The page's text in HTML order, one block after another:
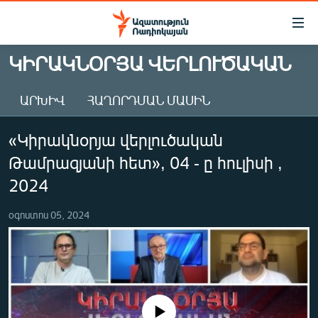
Մատչելիության
Անցնել
հիմնական
Անցնել
հիմնական
մենյուին
Որոնում
ԱԶԱՏՈՒԹՅՈՒՆ TV
ՀԱՅԱՍՏԱՆ
ԸՆՏՐՈՒԹՅՈՒՆՆԵՐ 2026
ԻՐԱՎՈՒՆՔ
ՏՆՏԵՍՈՒԹՅՈՒՆ
ՂԱՐԱԲԱՂ
ՊԱՏԵՐԱԶՄԻ 6 ՇԱԲԱԹՆԵՐԸ
ՏԱՐԱԾԱՇՐՋԱՆ
ԿԻՐԱԿՆՕՐՅԱ ՎԵՐԼՈՒԾԱԿԱՆ
ԱՐԽԻՎ ՀԱՂՈՐԴՄԱՆ ՄԱՍԻՆ
«Կիրակնօրյա վերլուծական
Թամրազյանի հետ», 04 - ը հուլիսի ,
2024
օգոստոս 05, 2024
No media source currently available